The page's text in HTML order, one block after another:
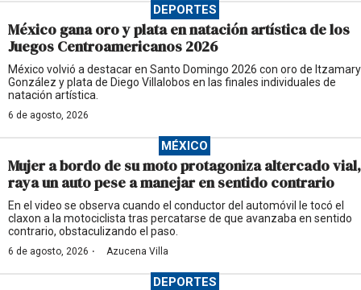
DEPORTES
México gana oro y plata en natación artística de los
Juegos Centroamericanos 2026
México volvió a destacar en Santo Domingo 2026 con oro de Itzamary
González y plata de Diego Villalobos en las finales individuales de
natación artística.
6 de agosto, 2026
MÉXICO
Mujer a bordo de su moto protagoniza altercado vial,
raya un auto pese a manejar en sentido contrario
En el video se observa cuando el conductor del automóvil le tocó el
claxon a la motociclista tras percatarse de que avanzaba en sentido
contrario, obstaculizando el paso.
6 de agosto, 2026 · Azucena Villa
DEPORTES